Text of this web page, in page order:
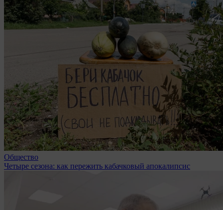
Общество
Четыре сезона: как пережить кабачковый апокалипсис